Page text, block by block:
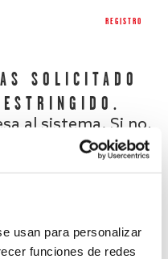
usan para personalizar
funciones de redes
REGISTRO
SOLICITADO
al sistema. Si no,